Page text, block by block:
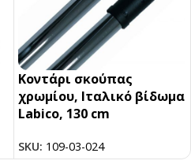
Κοντάρι σκούπας
χρωμίου, Ιταλικό βίδωμα
Labico, 130 cm
SKU: 109-03-024